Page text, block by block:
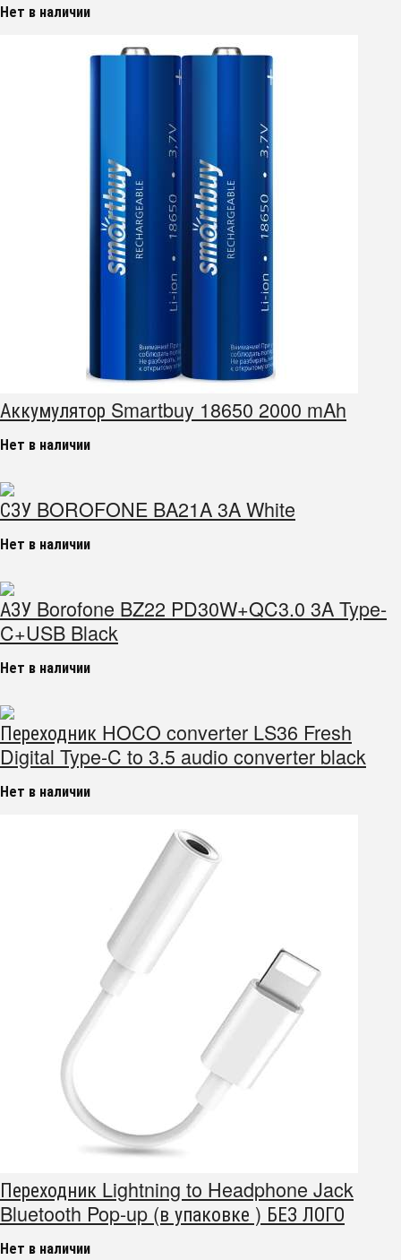
Нет в наличии
Аккумулятор Smartbuy 18650 2000 mAh
Нет в наличии
СЗУ BOROFONE BA21A 3A White
Нет в наличии
АЗУ Borofone BZ22 PD30W+QC3.0 3A Type-
C+USB Black
Нет в наличии
Переходник HOCO converter LS36 Fresh
Digital Type-C to 3.5 audio converter black
Нет в наличии
Переходник Lightning to Headphone Jack
Bluetooth Pop-up (в упаковке ) БЕЗ ЛОГО
Нет в наличии